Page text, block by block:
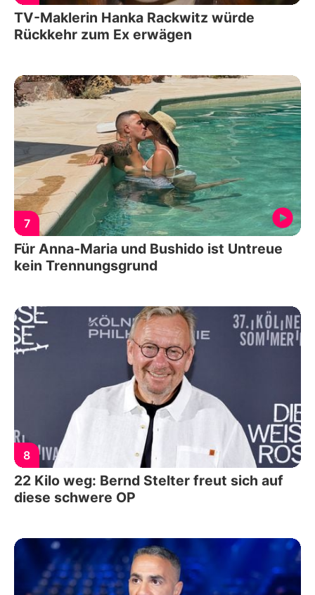
TV-Maklerin Hanka Rackwitz würde
Rückkehr zum Ex erwägen
7
Für Anna-Maria und Bushido ist Untreue
kein Trennungsgrund
8
22 Kilo weg: Bernd Stelter freut sich auf
diese schwere OP